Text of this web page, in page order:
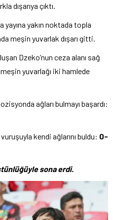
dışarıya çıktı.
yayına yakın noktada topla
meşin yuvarlak dışarı gitti.
Dzeko’nun ceza alanı sağ
yuvarlağı iki hamlede
ağları bulmayı başardı:
kendi ağlarını buldu: 0-
sona erdi.